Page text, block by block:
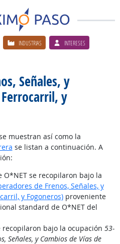
INDUSTRIAS INTERESES
Señales, y
y
muestran así como la
se listan a continuación. A
O*NET se recopilaron bajo la
de Frenos, Señales, y
y Fogoneros)proveniente
standard de O*NET del
bajo la ocupación 53-
Señales, y Cambios de Vías de